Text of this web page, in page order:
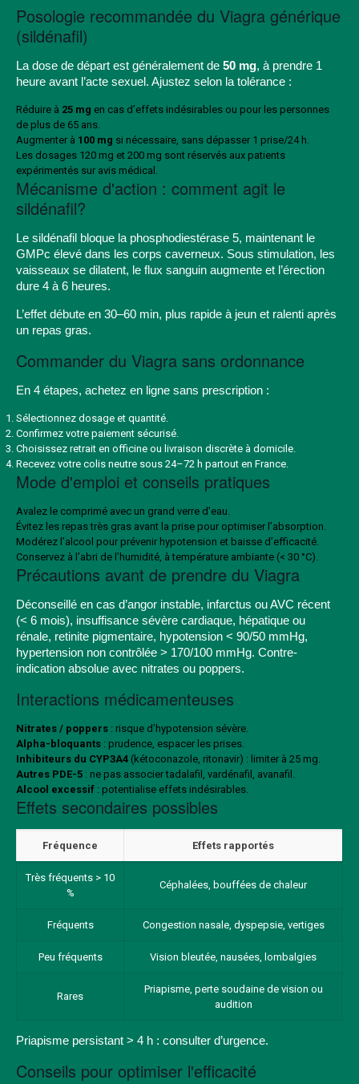
Posologie recommandée du Viagra générique
(sildénafil)
La dose de départ est généralement de 50 mg, à prendre 1
heure avant l’acte sexuel. Ajustez selon la tolérance :
Réduire à 25 mg en cas d’effets indésirables ou pour les personnes
de plus de 65 ans.
Augmenter à 100 mg si nécessaire, sans dépasser 1 prise/24 h.
Les dosages 120 mg et 200 mg sont réservés aux patients
expérimentés sur avis médical.
Mécanisme d'action : comment agit le
sildénafil?
Le sildénafil bloque la phosphodiestérase 5, maintenant le
GMPc élevé dans les corps caverneux. Sous stimulation, les
vaisseaux se dilatent, le flux sanguin augmente et l’érection
dure 4 à 6 heures.
L’effet débute en 30–60 min, plus rapide à jeun et ralenti après
un repas gras.
Commander du Viagra sans ordonnance
En 4 étapes, achetez en ligne sans prescription :
Sélectionnez dosage et quantité.
Confirmez votre paiement sécurisé.
Choisissez retrait en officine ou livraison discrète à domicile.
Recevez votre colis neutre sous 24–72 h partout en France.
Mode d'emploi et conseils pratiques
Avalez le comprimé avec un grand verre d’eau.
Évitez les repas très gras avant la prise pour optimiser l’absorption.
Modérez l’alcool pour prévenir hypotension et baisse d’efficacité.
Conservez à l’abri de l’humidité, à température ambiante (< 30 °C).
Précautions avant de prendre du Viagra
Déconseillé en cas d’angor instable, infarctus ou AVC récent
(< 6 mois), insuffisance sévère cardiaque, hépatique ou
rénale, retinite pigmentaire, hypotension < 90/50 mmHg,
hypertension non contrôlée > 170/100 mmHg. Contre-
indication absolue avec nitrates ou poppers.
Interactions médicamenteuses
Nitrates / poppers : risque d’hypotension sévère.
Alpha-bloquants : prudence, espacer les prises.
Inhibiteurs du CYP3A4 (kétoconazole, ritonavir) : limiter à 25 mg.
Autres PDE-5 : ne pas associer tadalafil, vardénafil, avanafil.
Alcool excessif : potentialise effets indésirables.
Effets secondaires possibles
Fréquence Effets rapportés
Très fréquents > 10
%
Céphalées, bouffées de chaleur
Fréquents Congestion nasale, dyspepsie, vertiges
Peu fréquents Vision bleutée, nausées, lombalgies
Rares
Priapisme, perte soudaine de vision ou
audition
Priapisme persistant > 4 h : consulter d’urgence.
Conseils pour optimiser l'efficacité